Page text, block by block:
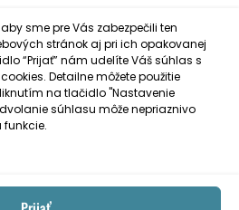
sme pre Vás zabezpečili ten
stránok aj pri ich opakovanej
“Prijať” nám udelíte Váš súhlas s
Detailne môžete použitie
na tlačidlo "Nastavenie
súhlasu môže nepriaznivo